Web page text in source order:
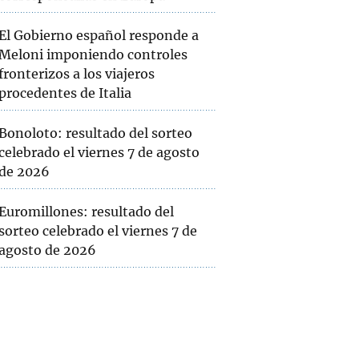
Gobierno español responde a
imponiendo controles
a los viajeros
de Italia
resultado del sorteo
el viernes 7 de agosto
2026
resultado del
celebrado el viernes 7 de
de 2026